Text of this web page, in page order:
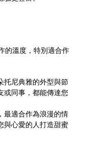
的溫度，特別適合作
托尼典雅的外型與節
或同事，都能傳達您
最適合作為浪漫的情
與心愛的人打造甜蜜